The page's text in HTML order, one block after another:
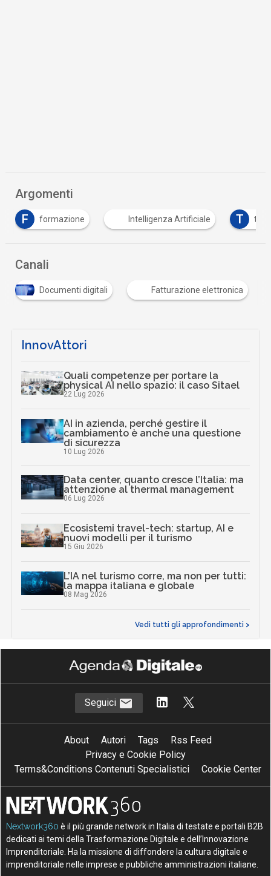
Argomenti
Intelligenza Artificiale T
Canali
Documenti digitali Fatturazione elettronica
InnovAttori
Quali competenze per portare la
physical AI nello spazio: il caso Sitael
22 Lug 2026
AI in azienda, perché gestire il
cambiamento è anche una questione
di sicurezza
10 Lug 2026
Data center, quanto cresce l’Italia: ma
attenzione al thermal management
06 Lug 2026
Ecosistemi travel-tech: startup, AI e
nuovi modelli per il turismo
15 Giu 2026
L’IA nel turismo corre, ma non per tutti:
la mappa italiana e globale
08 Mag 2026
Vedi tutti gli approfondimenti >
Seguici
About Autori Tags
Rss Feed
Privacy e Cookie Policy
Terms&Conditions Contenuti Specialistici
Cookie Center
Nextwork360 è il più grande network in Italia di testate e portali B2B
dedicati ai temi della Trasformazione Digitale e dell’Innovazione
Imprenditoriale. Ha la missione di diffondere la cultura digitale e
imprenditoriale nelle imprese e pubbliche amministrazioni italiane.